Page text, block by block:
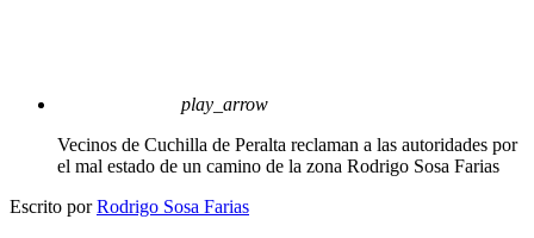
play_arrow
Vecinos de Cuchilla de Peralta reclaman a las autoridades por
el mal estado de un camino de la zona Rodrigo Sosa Farias
Escrito porRodrigo Sosa Farias